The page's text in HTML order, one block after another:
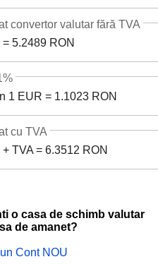
5.2489 RON
convertor valutar fără TVA
1 EUR = 1.1023 RON
TVA = 6.3512 RON
cu TVA
o casa de schimb valutar
de amanet?
Cont NOU